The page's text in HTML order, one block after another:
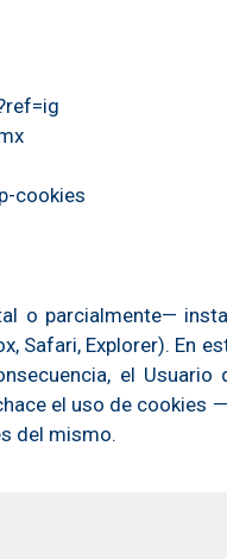
cookies
o parcialmente—
Safari, Explorer). En
el
el uso de
del mismo.